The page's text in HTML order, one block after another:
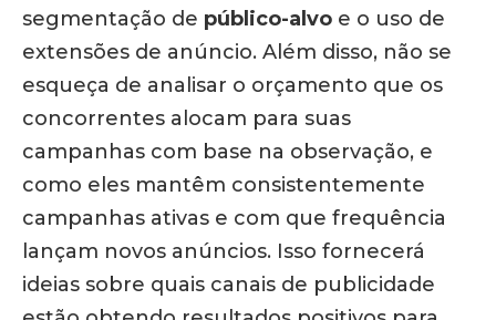
segmentação de público-alvo e o uso de
extensões de anúncio. Além disso, não se
esqueça de analisar o orçamento que os
concorrentes alocam para suas
campanhas com base na observação, e
como eles mantêm consistentemente
campanhas ativas e com que frequência
lançam novos anúncios. Isso fornecerá
ideias sobre quais canais de publicidade